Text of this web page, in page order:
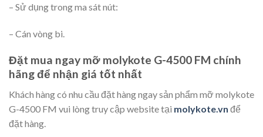
– Sử dụng trong ma sát nút:
– Cán vòng bi.
Đặt mua ngay mỡ molykote G-4500 FM chính
hãng để nhận giá tốt nhất
Khách hàng có nhu cầu đặt hàng ngay sản phẩm mỡ molykote
G-4500 FM vui lòng truy cập website tại molykote.vn để
đặt hàng.